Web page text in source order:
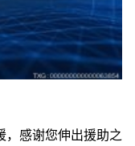
，感谢您伸出援助之